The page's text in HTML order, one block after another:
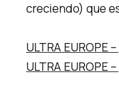
creciendo) que
ULTRA EUROPE
ULTRA EUROPE